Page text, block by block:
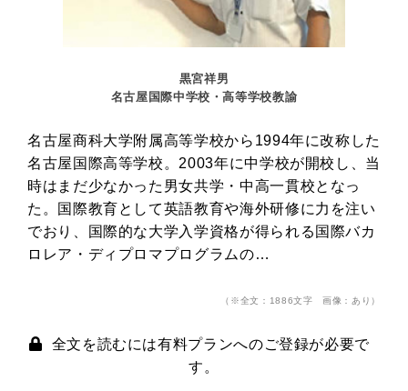
黒宮祥男
名古屋国際中学校・高等学校教諭
名古屋商科大学附属高等学校から1994年に改称した
名古屋国際高等学校。2003年に中学校が開校し、当
時はまだ少なかった男女共学・中高一貫校となっ
た。国際教育として英語教育や海外研修に力を注い
でおり、国際的な大学入学資格が得られる国際バカ
ロレア・ディプロマプログラムの…
（※全文：1886文字 画像：あり）
全文を読むには有料プランへのご登録が必要で
す。